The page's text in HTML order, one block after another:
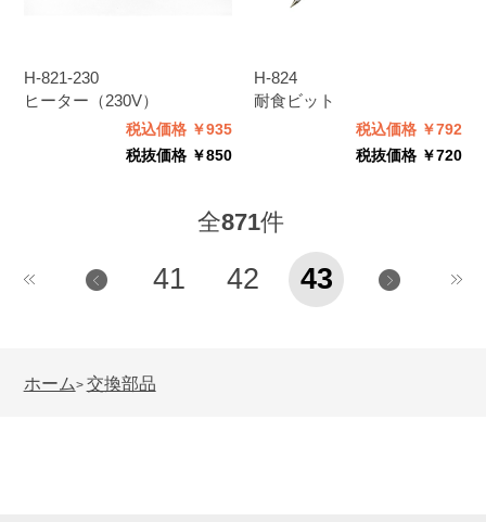
H-821-230
ヒーター（230V）
税込価格 ￥935
税抜価格 ￥850
H-824
耐食ビット
税込価格 ￥792
税抜価格 ￥720
全871件
41 42 43
ホーム> 交換部品